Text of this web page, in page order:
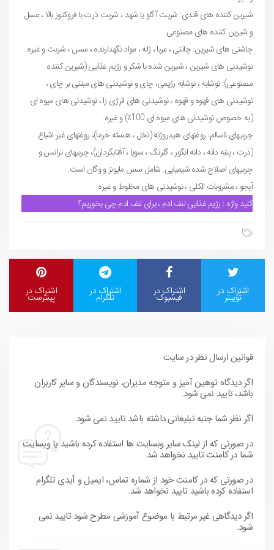
شیرین کننده های قندی: شربت آگاو یا شهد ، شربت ذرت با فروکتوز بالا ، عسل
و شیرین کننده های مصنوعی.
چاشنی های شیرین: چاتنی ، مربا ، ژله ، مواد نگهدارنده ، سس ، شربت و غیره.
نوشیدنی های شیرین ، شیرین شده با شکر و رژیم غذایی (شیرین کننده
مصنوعی): نوشابه ، نوشابه رژیمی، چای و نوشیدنی های مبتنی بر چای ،
نوشیدنی های قهوه و قهوه ، نوشیدنی های انرژی زا ، نوشیدنی های میوه ای
(به خصوص نوشیدنی های میوه ای 100٪) و غیره.
چربیهای ناسالم: روغنهای هیدروژنه (نخل ، هسته خرما)، روغنهای غیر اشباع
(ذرت ، پنبه دانه ، دانه انگور ، گلرنگ ، سویا ، آفتابگردان)، چربیهای ترانس و
چربیهای اصلاح شده شیمیایی. شامل سس مایونز و وگان است.
آبجو ، مشروبات الکلی ، نوشیدنی های مخلوط و غیره
کلید واژه : رژیم غذایی لنف ادم ، برای لنف ادم چی بخوریم؟
اشتراک در
توییتر اشتراک در
فیسبوک اشتراک در
تلگرام اشتراک در
پینترست
قوانین ارسال نظر در سایت
اگر دیدگاه توهین آمیز و متوجه مدیران، نویسندگان و سایر کاربران
باشد، تایید نمی شود.
اگر نظر شما جنبه تبلیغاتی داشته باشد تایید نمی شود.
در صورتی که از لینک سایر وبسایت ها استفاده کرده باشید یا وبسایت
شما در کامنت تایید نخواهد شد.
در صورتی که در کامنت خود از شماره تماس، ایمیل و آیدی تلگرام
استفاده کرده باشید تایید نخواهد شد.
اگر دیدگاهی غیر مرتبط با موضوع آموزشی مطرح شود تایید نمی
شود.